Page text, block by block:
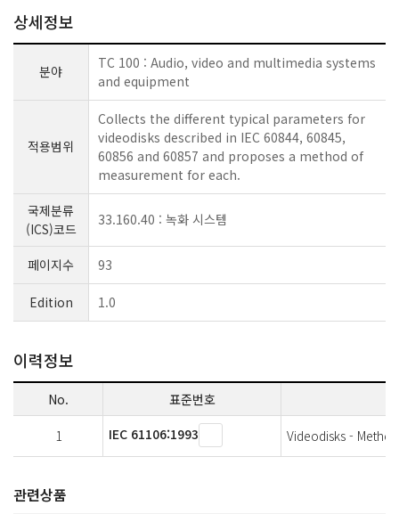
상세정보
분야
TC 100 : Audio, video and multimedia systems
and equipment
적용범위
Collects the different typical parameters for
videodisks described in IEC 60844, 60845,
60856 and 60857 and proposes a method of
measurement for each.
국제분류
(ICS)코드
33.160.40 : 녹화 시스템
페이지수 93
Edition 1.0
이력정보
No. 표준번호
1 IEC 61106:1993 Videodisks -
관련상품